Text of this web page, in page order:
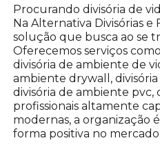
Procurando divisória de
Na Alternativa Divisórias e
solução que busca ao se
Oferecemos serviços
divisória de ambiente de
ambiente drywall,
divisória de ambiente pvc,
profissionais altamente
modernas, a organização
forma positiva no mercado.